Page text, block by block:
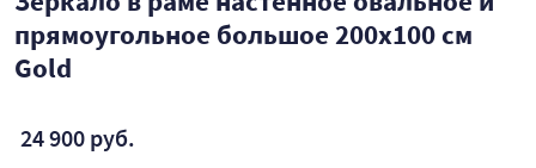
прямоугольное большое 200х100 см
Gold
24 900 руб.